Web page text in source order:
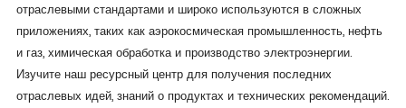
отраслевыми стандартами и широко используются в сложных
приложениях, таких как аэрокосмическая промышленность, нефть
и газ, химическая обработка и производство электроэнергии.
Изучите наш ресурсный центр для получения последних
отраслевых идей, знаний о продуктах и технических рекомендаций.